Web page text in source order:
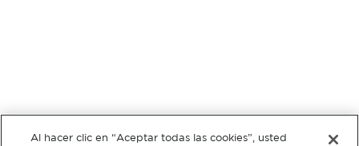
Al hacer clic en “Aceptar todas las cookies”, usted